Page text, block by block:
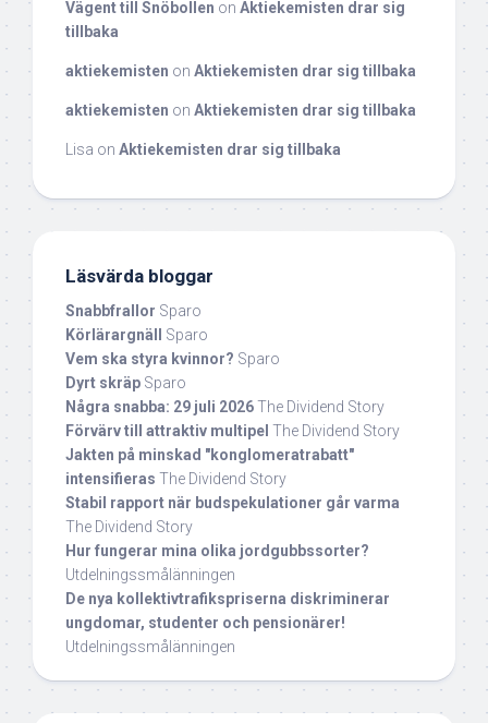
Vägent till Snöbollen on Aktiekemisten drar sig
tillbaka
aktiekemisten on Aktiekemisten drar sig tillbaka
aktiekemisten on Aktiekemisten drar sig tillbaka
Lisa on Aktiekemisten drar sig tillbaka
Läsvärda bloggar
Snabbfrallor Sparo
Körlärargnäll
Sparo
Vem ska styra kvinnor? Sparo
Dyrt skräp Sparo
Några snabba: 29 juli 2026The Dividend Story
Förvärv till attraktiv multipel The Dividend Story
Jakten på minskad "konglomeratrabatt"
intensifieras The Dividend Story
Stabil rapport när budspekulationer går varma
The Dividend Story
Hur fungerar mina olika jordgubbssorter?
Utdelningssmålänningen
De nya kollektivtrafikspriserna diskriminerar
ungdomar, studenter och pensionärer!
Utdelningssmålänningen